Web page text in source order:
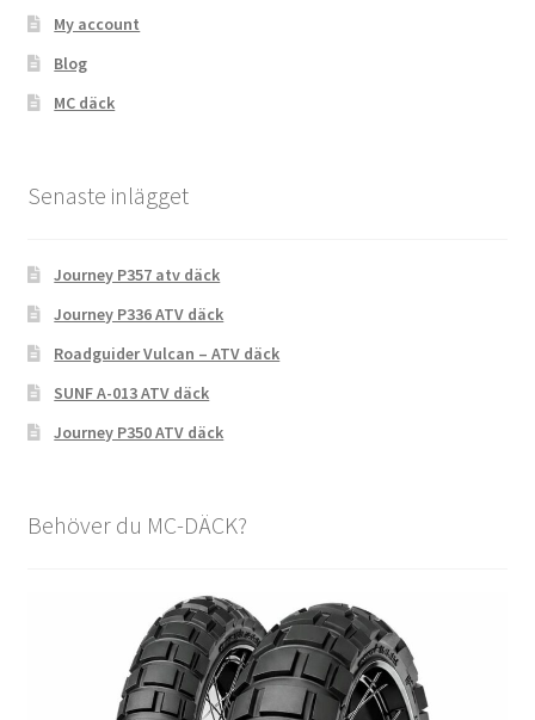
My account
Blog
MC däck
Senaste inlägget
Journey P357 atv däck
Journey P336 ATV däck
Roadguider Vulcan – ATV däck
SUNF A-013 ATV däck
Journey P350 ATV däck
Behöver du MC-DÄCK?